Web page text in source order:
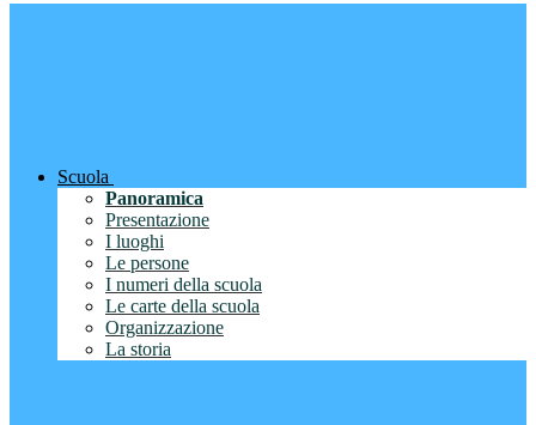
Scuola
Panoramica
Presentazione
I luoghi
Le persone
I numeri della scuola
Le carte della scuola
Organizzazione
La storia